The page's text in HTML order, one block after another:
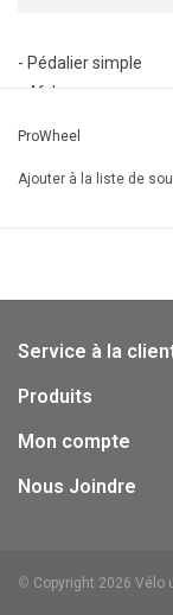
- Pédalier simple
- 46d
- Double protège
ProWheel
Ajouter à la liste de
Service à la
Produits
Mon compte
Nous Joindre
© Copyright 2026 Vélo